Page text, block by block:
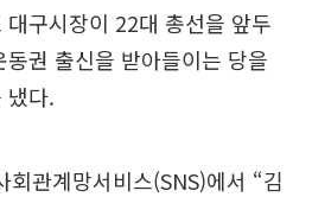
구시장이 22대 총선을 앞두
권 출신을 받아들이는 당을
냈다.
관계망서비스(SNS)에서 “김